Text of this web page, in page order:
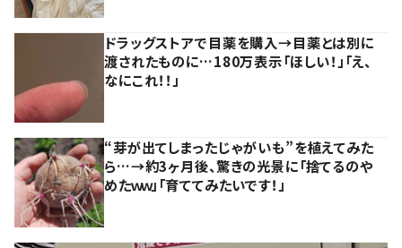
ドラッグストアで目薬を購入→目薬とは別に
渡されたものに…180万表示「ほしい！」「え、
なにこれ！！」
“芽が出てしまったじゃがいも”を植えてみた
ら…→約3ヶ月後、驚きの光景に「捨てるのや
めたｗｗ」「育ててみたいです！」